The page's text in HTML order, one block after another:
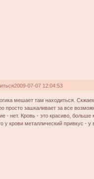
2009-07-07 12:04:53
мешает там находиться.
просто зашкаливает за все
- нет. Кровь - это красиво,
у крови металлический привкус - у